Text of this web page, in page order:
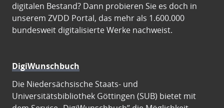
digitalen Bestand? Dann probieren Sie es doch in
unserem ZVDD Portal, das mehr als 1.600.000
bundesweit digitalisierte Werke nachweist.
DigiWunschbuch
Die Niedersächsische Staats- und
Universitätsbibliothek Göttingen (SUB) bietet mit